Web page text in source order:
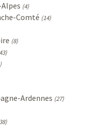
(4)
Comté (14)
(8)
Ardennes (27)